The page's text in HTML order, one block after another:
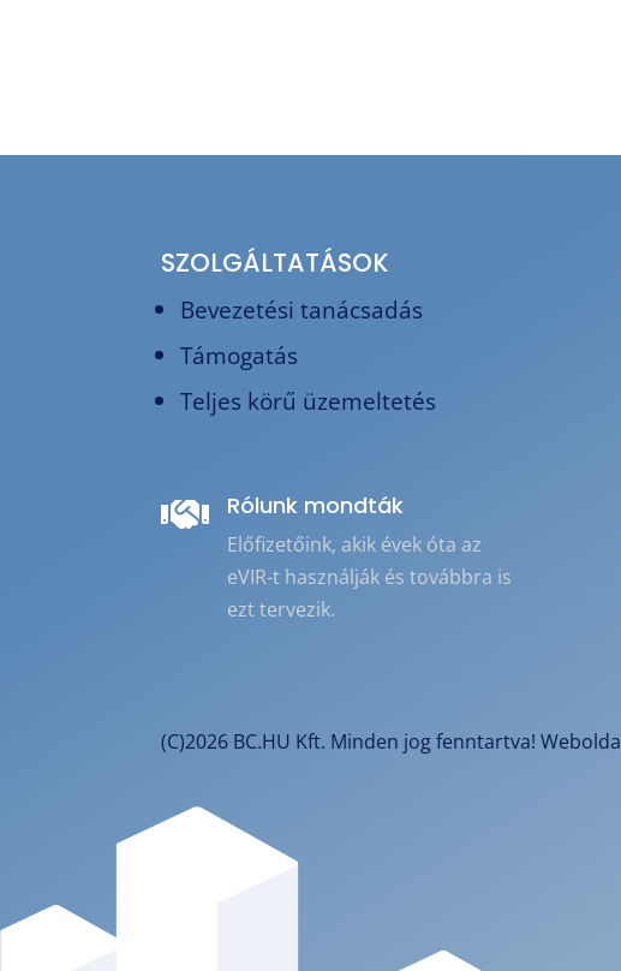
SZOLGÁLTATÁSOK
Bevezetési tanácsadás
Támogatás
Teljes körű üzemeltetés
 Rólunk mondták
Előfizetőink, akik évek óta az
eVIR-t használják és továbbra is
ezt tervezik.
(C)2026 BC.HU Kft. Minden jog fenntartva!